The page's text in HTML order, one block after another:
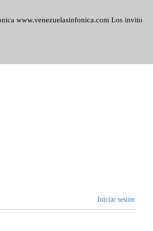
www.venezuelasinfonica.com Los invito
Iniciar sesión